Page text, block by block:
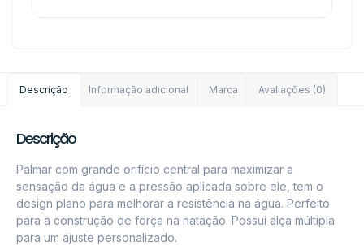
Descrição Informação adicional Marca Avaliações (0)
Descrição
Palmar com grande orifício central para maximizar a
sensação da água e a pressão aplicada sobre ele, tem o
design plano para melhorar a resistência na água. Perfeito
para a construção de força na natação. Possui alça múltipla
para um ajuste personalizado.